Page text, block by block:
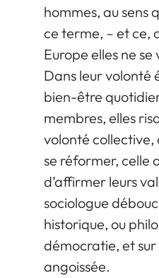
hommes, au sens
ce terme, – et ce,
Europe elles ne se
Dans leur volonté
bien-être
membres, elles
volonté collective,
se réformer, celle
d’affirmer leurs
sociologue
historique, ou
démocratie, et
angoissée.